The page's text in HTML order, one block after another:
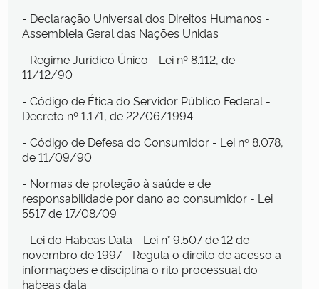
- Declaração Universal dos Direitos Humanos -
Assembleia Geral das Nações Unidas
- Regime Jurídico Único - Lei nº 8.112, de
11/12/90
- Código de Ética do Servidor Público Federal -
Decreto nº 1.171, de 22/06/1994
- Código de Defesa do Consumidor - Lei nº 8.078,
de 11/09/90
- Normas de proteção à saúde e de
responsabilidade por dano ao consumidor - Lei
5517 de 17/08/09
- Lei do Habeas Data - Lei n° 9.507 de 12 de
novembro de 1997 - Regula o direito de acesso a
informações e disciplina o rito processual do
habeas data